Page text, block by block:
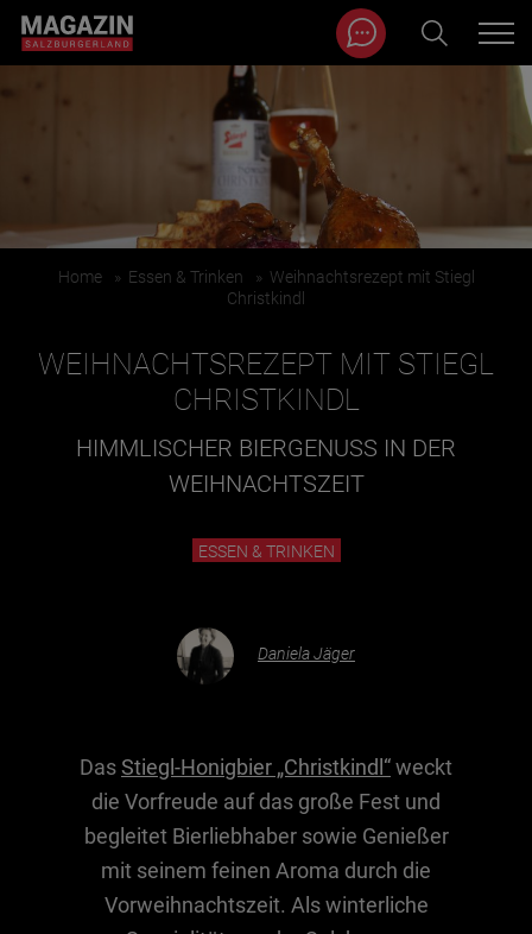
BEITRÄGE IN MEINER NÄHE
BEITRÄGE IN MEINER NÄHE ANZEIGEN
Sehenswürdig
Kunst & Kultur
Brauchtum
Magazin durchsuchen...
Home » Essen & Trinken » Weihnachtsrezept mit Stiegl
Christkindl
WEIHNACHTSREZEPT MIT STIEGL
CHRISTKINDL
HIMMLISCHER BIERGENUSS IN DER
WEIHNACHTSZEIT
ESSEN & TRINKEN
Daniela Jäger
DasStiegl-Honigbier „Christkindl“weckt
die Vorfreude auf das große Fest und
begleitet Bierliebhaber sowie Genießer
mit seinem feinen Aroma durch die
Vorweihnachtszeit. Als winterliche